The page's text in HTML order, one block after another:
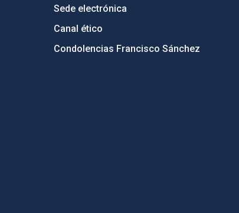
Sede electrónica
Canal ético
Condolencias Francisco Sánchez